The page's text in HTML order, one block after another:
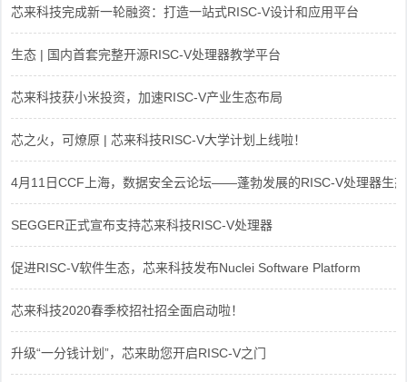
芯来科技完成新一轮融资：打造一站式RISC-V设计和应用平台
生态 | 国内首套完整开源RISC-V处理器教学平台
芯来科技获小米投资，加速RISC-V产业生态布局
芯之火，可燎原 | 芯来科技RISC-V大学计划上线啦！
4月11日CCF上海，数据安全云论坛——蓬勃发展的RISC-V处理器生态
SEGGER正式宣布支持芯来科技RISC-V处理器
促进RISC-V软件生态，芯来科技发布Nuclei Software Platform
芯来科技2020春季校招社招全面启动啦！
升级“一分钱计划”，芯来助您开启RISC-V之门